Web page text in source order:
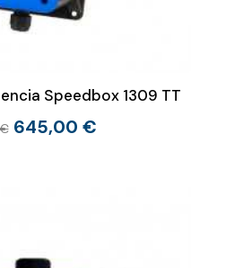
Speedbox 1309 TT
645,00 €